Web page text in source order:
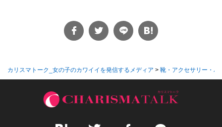
カリスマトーク_女の子のカワイイを発信するメディア > 靴・アクセサリー・バ